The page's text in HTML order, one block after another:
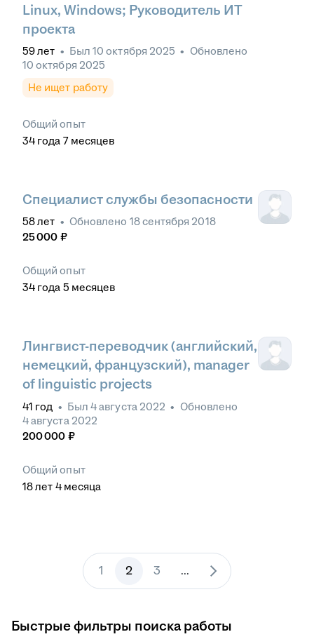
Linux, Windows; Руководитель ИТ
проекта
59лет • Был 10 октября 2025 • Обновлено
10 октября 2025
Не ищет работу
Общий опыт
34 года 7 месяцев
Специалист службы безопасности
58лет • Обновлено 18 сентября 2018
25 000 ₽
Общий опыт
34 года 5 месяцев
Лингвист-переводчик (английский,
немецкий, французский), manager
of linguistic projects
41 год • Был 4 августа 2022 • Обновлено
4 августа 2022
200 000 ₽
Общий опыт
18лет 4 месяца
1 2 3 ...
Быстрые фильтры поиска работы